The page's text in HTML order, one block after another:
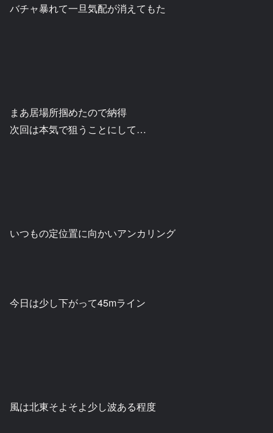
バチャ暴れて一旦気配が消えてもた
まあ居場所掴めたので納得
次回は本気で狙うことにして…
いつもの定位置に向かいアンカリング
今日は少し下がって45mライン
風は北東そよそよ少し波ある程度